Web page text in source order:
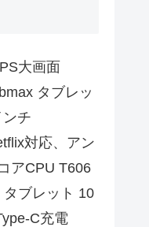
大画面
タブレッ
ンチ
対応、アン
アCPU T606
ブレット 10
C充電